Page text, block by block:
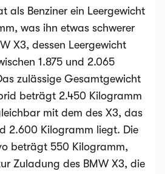
als Benziner ein Leergewicht
was ihn etwas schwerer
X3, dessen Leergewicht
1.875 und 2.065
zulässige Gesamtgewicht
beträgt 2.450 Kilogramm
mit dem des X3, das
2.600 Kilogramm liegt. Die
beträgt 550 Kilogramm,
Zuladung des BMW X3, die